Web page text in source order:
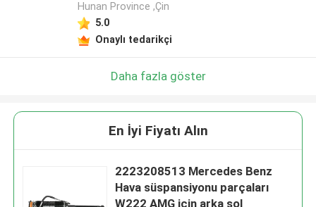
Hunan Province ,Çin
5.0
Onaylı tedarikçi
Daha fazla göster
En İyi Fiyatı Alın
2223208513 Mercedes Benz
Hava süspansiyonu parçaları
W222 AMG için arka sol